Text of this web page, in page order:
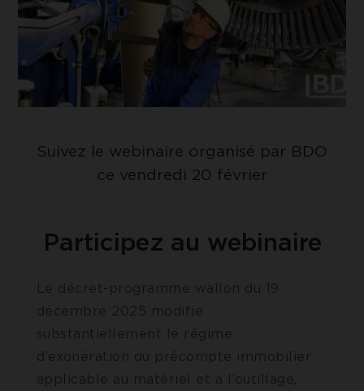
Suivez le webinaire organisé par BDO
ce vendredi 20 février
Participez au webinaire
Le décret-programme wallon du 19
décembre 2025 modifie
substantiellement le régime
d’exonération du précompte immobilier
applicable au matériel et à l’outillage,